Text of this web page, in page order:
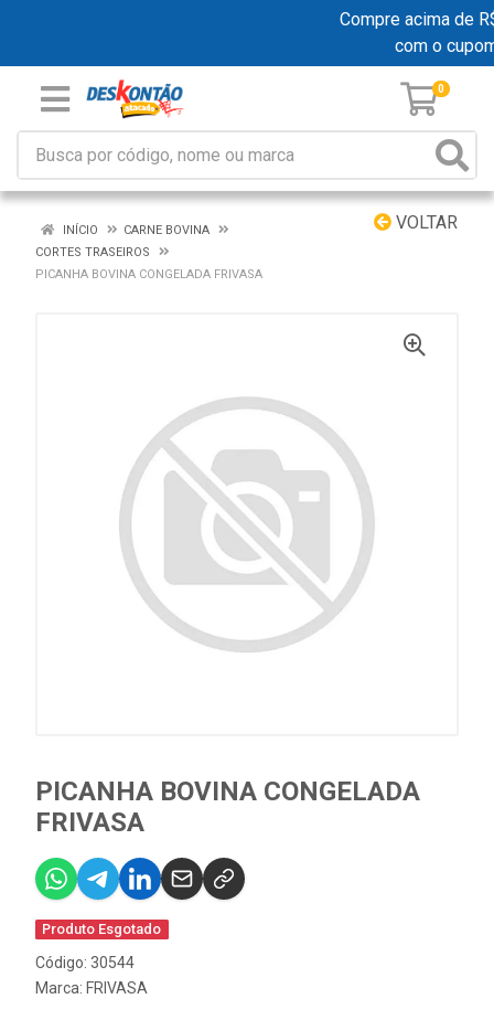
Compre acima de
com o
0
VOLTAR
INÍCIO
CARNE BOVINA
CORTES TRASEIROS
PICANHA BOVINA CONGELADA FRIVASA
PICANHA BOVINA CONGELADA
FRIVASA
Produto Esgotado
Código: 30544
Marca: FRIVASA